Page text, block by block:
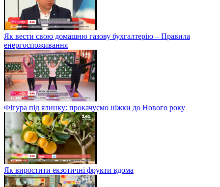
Як вести свою домашню газову бухгалтерію – Правила
енергоспоживання
Фігура під ялинку: прокачуємо ніжки до Нового року
Як виростити екзотичні фрукти вдома